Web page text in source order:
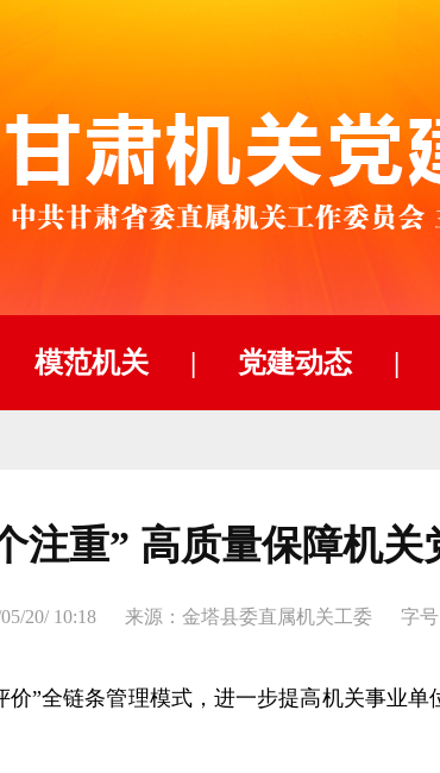
模范机关 | 党建动态 |
注重” 高质量保障机关
20/ 10:18 来源：金塔县委直属机关工委 字
链条管理模式，进一步提高机关事业单